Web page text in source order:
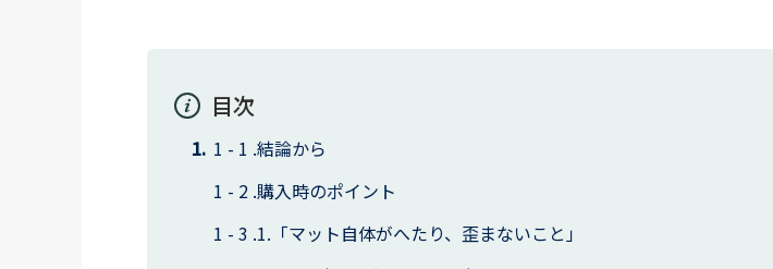
目次
結論から
購入時のポイント
1.「マット自体がへたり、歪まないこと」